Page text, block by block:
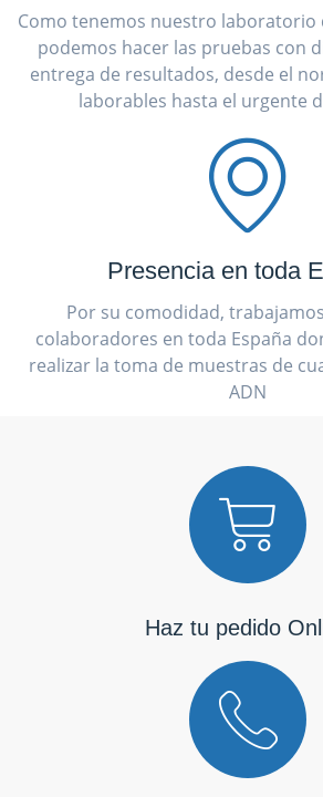
Como tenemos nuestro laboratorio
podemos hacer las pruebas con
entrega de resultados, desde el
laborables hasta el urgente
Presencia en toda
Por su comodidad,
colaboradores en toda España
realizar la toma de muestras de
ADN
Haz tu pedido